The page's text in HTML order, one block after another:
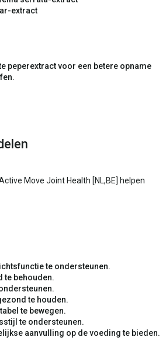
extract
peperextract voor een betere opname
Move Joint Health [NL,BE] helpen
te ondersteunen.
te behouden.
te houden.
te bewegen.
te ondersteunen.
aanvulling op de voeding te bieden.